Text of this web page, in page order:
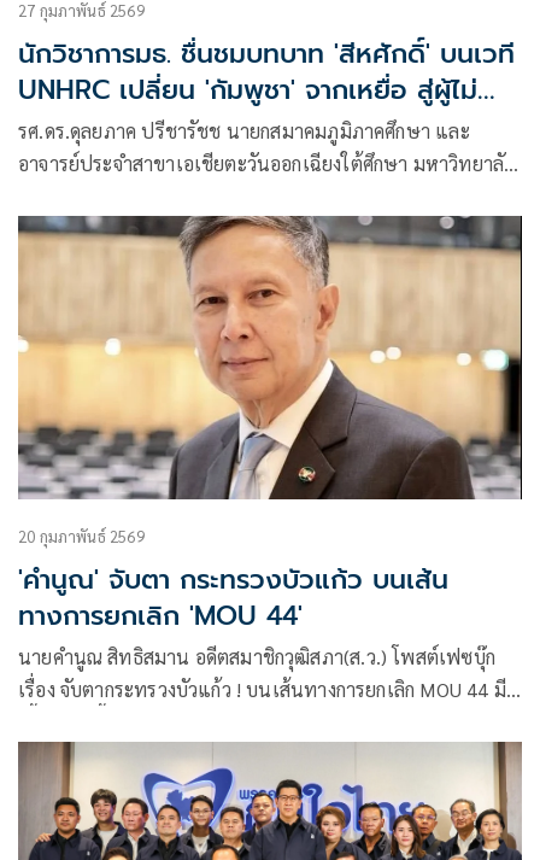
27 กุมภาพันธ์ 2569
นักวิชาการมธ. ชื่นชมบทบาท 'สีหศักดิ์' บนเวที
UNHRC เปลี่ยน 'กัมพูชา' จากเหยื่อ สู่ผู้ไม่
เคารพกติกา
รศ.ดร.ดุลยภาค ปรีชารัชช นายกสมาคมภูมิภาคศึกษา และ
อาจารย์ประจำสาขาเอเชียตะวันออกเฉียงใต้ศึกษา มหาวิทยาลัย
20 กุมภาพันธ์ 2569
'คำนูณ' จับตา กระทรวงบัวแก้ว บนเส้น
ทางการยกเลิก 'MOU 44'
นายคำนูณ สิทธิสมาน อดีตสมาชิกวุฒิสภา(ส.ว.) โพสต์เฟซบุ๊ก
เรื่อง จับตากระทรวงบัวแก้ว ! บนเส้นทางการยกเลิก MOU 44 มี